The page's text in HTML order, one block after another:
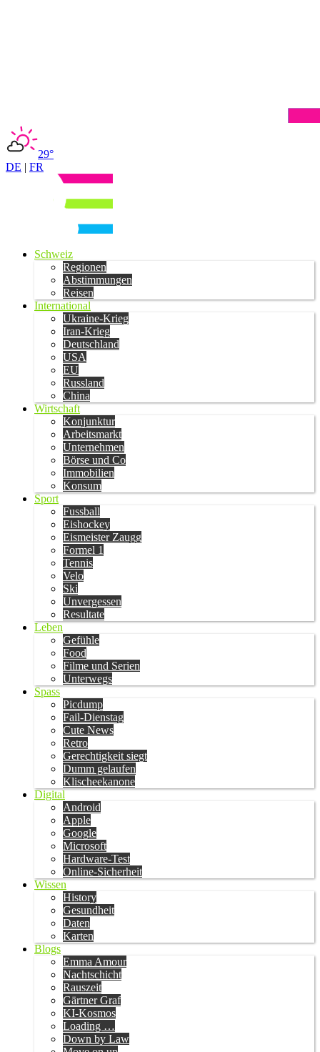
29°
DE | FR
Schweiz
Regionen
Abstimmungen
Reisen
International
Ukraine-Krieg
Iran-Krieg
Deutschland
USA
EU
Russland
China
Wirtschaft
Konjunktur
Arbeitsmarkt
Unternehmen
Börse und Co
Immobilien
Konsum
Sport
Fussball
Eishockey
Eismeister Zaugg
Formel 1
Tennis
Velo
Ski
Unvergessen
Resultate
Leben
Gefühle
Food
Filme und Serien
Unterwegs
Spass
Picdump
Fail-Dienstag
Cute News
Retro
Gerechtigkeit siegt
Dumm gelaufen
Klischeekanone
Digital
Android
Apple
Google
Microsoft
Hardware-Test
Online-Sicherheit
Wissen
History
Gesundheit
Daten
Karten
Blogs
Emma Amour
Nachtschicht
Rauszeit
Gärtner Graf
KI-Kosmos
Loading …
Down by Law